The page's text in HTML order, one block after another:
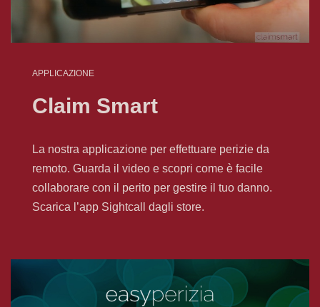
APPLICAZIONE
Claim Smart
La nostra applicazione per effettuare perizie da
remoto. Guarda il video e scopri come è facile
collaborare con il perito per gestire il tuo danno.
Scarica l’app Sightcall dagli store.